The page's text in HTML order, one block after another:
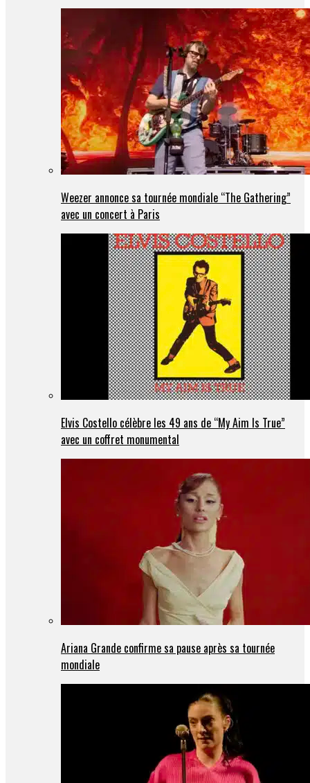
Weezer annonce sa tournée mondiale “The Gathering”
avec un concert à Paris
Elvis Costello célèbre les 49 ans de “My Aim Is True”
avec un coffret monumental
Ariana Grande confirme sa pause après sa tournée
mondiale